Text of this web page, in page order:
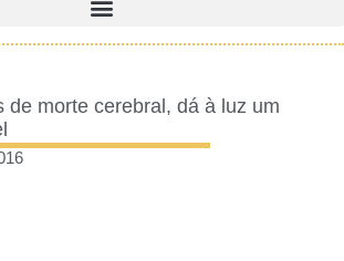
de morte cerebral, dá à luz um